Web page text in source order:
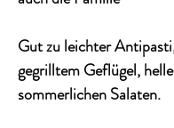
Gut zu leichter
gegrilltem Geflügel,
sommerlichen Salaten.